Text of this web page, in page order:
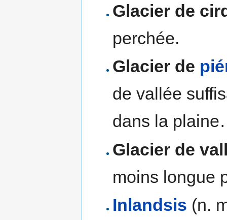
Glacier de
perchée.
Glacier de
de vallée
dans la
Glacier de
moins longue
Inlandsis (n.